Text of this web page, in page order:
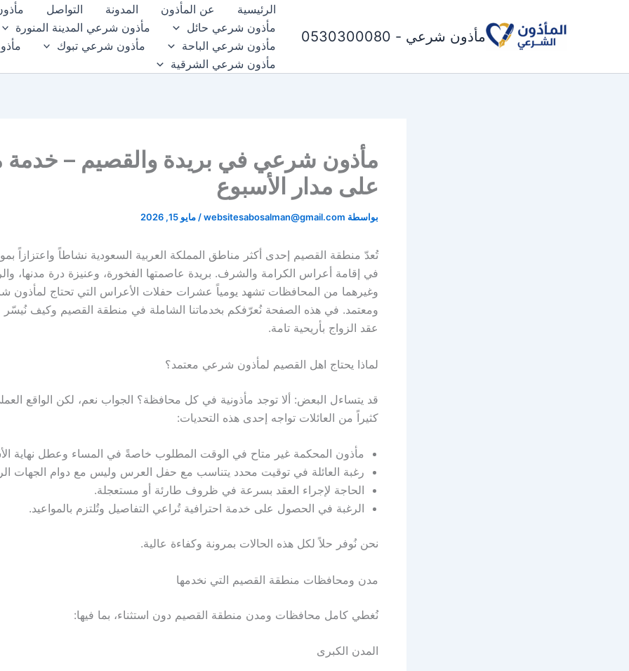
مأذون شرعي - 0530300080
الرئيسية عن المأذون المدونة التواصل
مأذون شرعي حائل
مأذون شرعي المدينة المنورة
مأذون شرعي الباحة
مأذون شرعي تبوك
مأذون شرعي الشرقية
مأذون شرعي في بريدة والقصيم – خدمة
على مدار الأسبوع
بواسطة websitesabosalman@gmail.com
/ مايو 15, 2026
تُعدّ منطقة القصيم إحدى أكثر مناطق المملكة العربية السعودية نشاطاً واعتزازاً
في إقامة أعراس الكرامة والشرف. بريدة عاصمتها الفخورة، وعنيزة درة مدنها،
وغيرهما من المحافظات تشهد يومياً عشرات حفلات الأعراس التي تحتاج لمأذون
ومعتمد. في هذه الصفحة نُعرّفكم بخدماتنا الشاملة في منطقة القصيم وكيف نُيسّر
عقد الزواج بأريحية تامة.
لماذا يحتاج اهل القصيم لمأذون شرعي معتمد؟
قد يتساءل البعض: ألا توجد مأذونية في كل محافظة؟ الجواب نعم، لكن الواقع
كثيراً من العائلات تواجه إحدى هذه التحديات:
مأذون المحكمة غير متاح في الوقت المطلوب خاصةً في المساء وعطل نهاية
رغبة العائلة في توقيت محدد يتناسب مع حفل العرس وليس مع دوام الجهات
الحاجة لإجراء العقد بسرعة في ظروف طارئة أو مستعجلة.
الرغبة في الحصول على خدمة احترافية تُراعي التفاصيل وتُلتزم بالمواعيد.
نحن نُوفر حلاً لكل هذه الحالات بمرونة وكفاءة عالية.
مدن ومحافظات منطقة القصيم التي نخدمها
نُغطي كامل محافظات ومدن منطقة القصيم دون استثناء، بما فيها:
المدن الكبرى